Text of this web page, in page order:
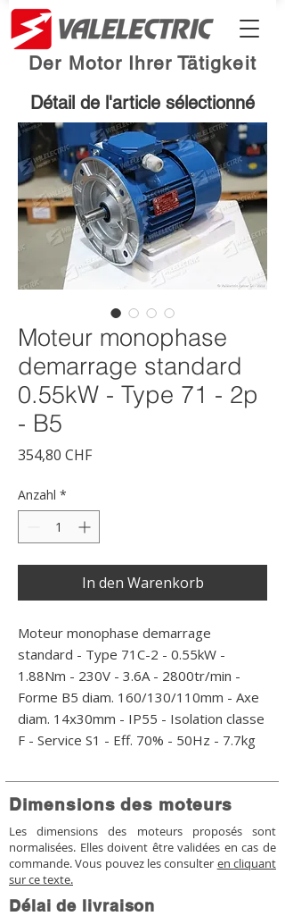
Der Motor Ihrer Tätigkeit
Détail de l'article sélectionné
Moteur monophase
demarrage standard
0.55kW - Type 71 - 2p
- B5
354,80 CHFPreis
Anzahl *
In den Warenkorb
Moteur monophase demarrage
standard - Type 71C-2 - 0.55kW -
1.88Nm - 230V - 3.6A - 2800tr/min -
Forme B5 diam. 160/130/110mm - Axe
diam. 14x30mm - IP55 - Isolation classe
F - Service S1 - Eff. 70% - 50Hz - 7.7kg
Dimensions des moteurs
Les dimensions des moteurs proposés sont
normalisées. Elles doivent être validées en cas de
commande. Vous pouvez les consulter en cliquant
sur ce texte.
Délai de livraison